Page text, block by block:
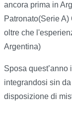
ancora prima in
Patronato(Serie
oltre che
Argentina)
Sposa quest’anno
integrandosi sin
disposizione di